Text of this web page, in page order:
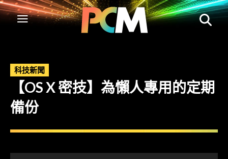
科技新聞
【OS X 密技】為懶人專用的定期
備份